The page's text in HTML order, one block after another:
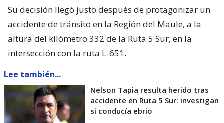
Su decisión llegó justo después de protagonizar un
accidente de tránsito en la Región del Maule, a la
altura del kilómetro 332 de la Ruta 5 Sur, en la
intersección con la ruta L-651.
Lee también...
Nelson Tapia resulta herido tras
accidente en Ruta 5 Sur: investigan
si conducía ebrio